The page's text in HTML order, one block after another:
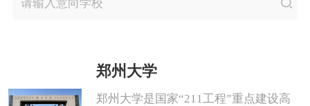
郑州大学
郑州大学是国家“211工程”重点建设高